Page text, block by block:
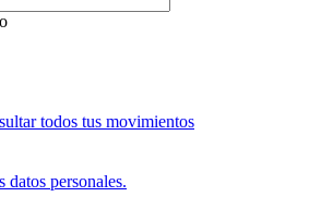
todos tus movimientos
datos personales.